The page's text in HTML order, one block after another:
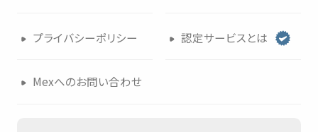
プライバシーポリシー 認定サービスとは
Mexへのお問い合わせ